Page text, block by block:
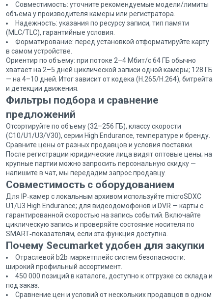
Совместимость: уточните рекомендуемые модели/лимиты
объема у производителя камеры или регистратора.
Надежность: указания по ресурсу записи, тип памяти
(MLC/TLC), гарантийные условия.
Форматирование: перед установкой отформатируйте карту
в самом устройстве.
Ориентир по объему: при потоке 2–4 Мбит/с 64 ГБ обычно
хватает на 2–5 дней циклической записи одной камеры; 128 ГБ
— на 4–10 дней. Итог зависит от кодека (H.265/H.264), битрейта
и детекции движения.
Фильтры подбора и сравнение
предложений
Отсортируйте по объему (32–256 ГБ), классу скорости
(C10/U1/U3/V30), серии High Endurance, температуре и бренду.
Сравните цены от разных продавцов и условия поставки.
После регистрации юридические лица видят оптовые цены; на
крупные партии можно запросить персональную скидку —
напишите в чат, мы передадим запрос продавцу.
Совместимость с оборудованием
Для IP‑камер с локальным архивом используйте microSDXC
U1/U3 High Endurance; для видеодомофонов и DVR — карты с
гарантированной скоростью на запись событий. Включайте
циклическую запись и проверяйте состояние носителя по
SMART‑показателям, если эта функция доступна.
Почему Secumarket удобен для закупки
Отраслевой b2b‑маркетплейс систем безопасности:
широкий профильный ассортимент.
450 000 позиций в каталоге, доступно к отгрузке со склада и
под заказ.
Сравнение цен и условий от нескольких продавцов в одном